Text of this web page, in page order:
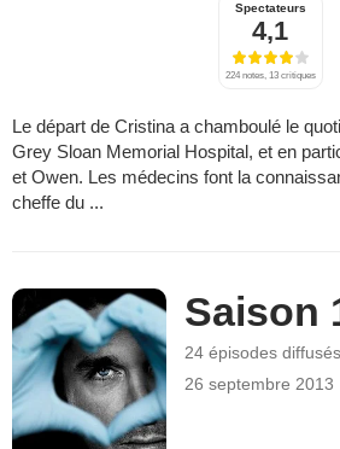
Spectateurs
4,1
224 notes, 13 critiques
Le départ de Cristina a chamboulé le
Grey Sloan Memorial Hospital, et en
et Owen. Les médecins font la
cheffe du ...
Saison
24 épisodes
26 septembre 2013